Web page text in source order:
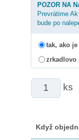
POZOR NA
Prevrátime
bude po
tak, ako
zrkadlovo
ks
Když